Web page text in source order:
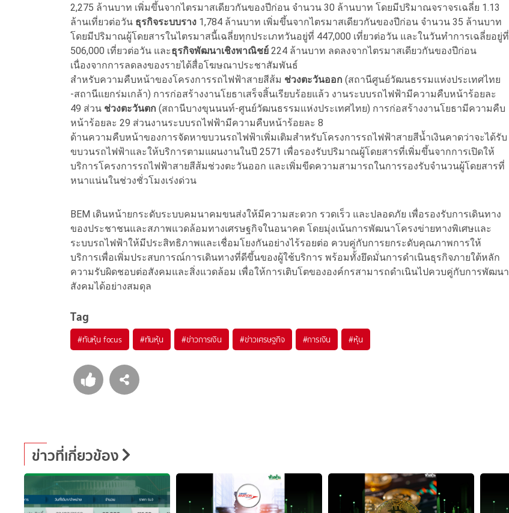
2,275 ล้านบาท เพิ่มขึ้นจากไตรมาสเดียวกันของปีก่อน จำนวน 30 ล้านบาท โดยมีปริมาณจราจรเฉลี่ย 1.13
ล้านเที่ยวต่อวัน ธุรกิจระบบราง 1,784 ล้านบาท เพิ่มขึ้นจากไตรมาสเดียวกันของปีก่อน จำนวน 35 ล้านบาท
โดยมีปริมาณผู้โดยสารในไตรมาสนี้เฉลี่ยทุกประเภทวันอยู่ที่ 447,000 เที่ยวต่อวัน และในวันทำการเฉลี่ยอยู่ที่
506,000 เที่ยวต่อวัน และธุรกิจพัฒนาเชิงพาณิชย์ 224 ล้านบาท ลดลงจากไตรมาสเดียวกันของปีก่อน
เนื่องจากการลดลงของรายได้สื่อโฆษณาประชาสัมพันธ์
สำหรับความคืบหน้าของโครงการรถไฟฟ้าสายสีส้ม ช่วงตะวันออก (สถานีศูนย์วัฒนธรรมแห่งประเทศไทย
-สถานีแยกร่มเกล้า) การก่อสร้างงานโยธาเสร็จสิ้นเรียบร้อยแล้ว งานระบบรถไฟฟ้ามีความคืบหน้าร้อยละ
49 ส่วน ช่วงตะวันตก (สถานีบางขุนนนท์-ศูนย์วัฒนธรรมแห่งประเทศไทย) การก่อสร้างงานโยธามีความคืบ
หน้าร้อยละ 29 ส่วนงานระบบรถไฟฟ้ามีความคืบหน้าร้อยละ 8
ด้านความคืบหน้าของการจัดหาขบวนรถไฟฟ้าเพิ่มเติมสำหรับโครงการรถไฟฟ้าสายสีน้ำเงินคาดว่าจะได้รับ
ขบวนรถไฟฟ้าและให้บริการตามแผนงานในปี 2571 เพื่อรองรับปริมาณผู้โดยสารที่เพิ่มขึ้นจากการเปิดให้
บริการโครงการรถไฟฟ้าสายสีส้มช่วงตะวันออก และเพิ่มขีดความสามารถในการรองรับจำนวนผู้โดยสารที่
หนาแน่นในช่วงชั่วโมงเร่งด่วน
BEM เดินหน้ายกระดับระบบคมนาคมขนส่งให้มีความสะดวก รวดเร็ว และปลอดภัย เพื่อรองรับการเดินทาง
ของประชาชนและสภาพแวดล้อมทางเศรษฐกิจในอนาคต โดยมุ่งเน้นการพัฒนาโครงข่ายทางพิเศษและ
ระบบรถไฟฟ้าให้มีประสิทธิภาพและเชื่อมโยงกันอย่างไร้รอยต่อ ควบคู่กับการยกระดับคุณภาพการให้
บริการเพื่อเพิ่มประสบการณ์การเดินทางที่ดีขึ้นของผู้ใช้บริการ พร้อมทั้งยึดมั่นการดำเนินธุรกิจภายใต้หลัก
ความรับผิดชอบต่อสังคมและสิ่งแวดล้อม เพื่อให้การเติบโตขององค์กรสามารถดำเนินไปควบคู่กับการพัฒนา
สังคมได้อย่างสมดุล
Tag
#ทันหุ้น focus #ทันหุ้น #ข่าวการเงิน #ข่าวเศรษฐกิจ #การเงิน #หุ้น
ข่าวที่เกี่ยวข้อง